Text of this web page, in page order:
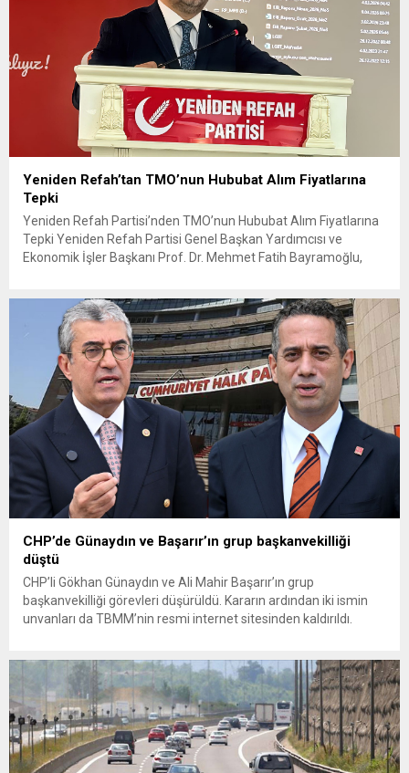
Yeniden Refah’tan TMO’nun Hububat Alım Fiyatlarına
Tepki
Yeniden Refah Partisi’nden TMO’nun Hububat Alım Fiyatlarına
Tepki Yeniden Refah Partisi Genel Başkan Yardımcısı ve
Ekonomik İşler Başkanı Prof. Dr. Mehmet Fatih Bayramoğlu,
fiyatların çiftçinin artan maliyetlerini karşılamaktan uzak
olduğunu savunarak fiyatların yeniden değerlendirilmesi
çağrısında...
CHP’de Günaydın ve Başarır’ın grup başkanvekilliği
düştü
CHP’li Gökhan Günaydın ve Ali Mahir Başarır’ın grup
başkanvekilliği görevleri düşürüldü. Kararın ardından iki ismin
unvanları da TBMM’nin resmi internet sitesinden kaldırıldı.
çıkarma cezası uygulanmak üzere Yüksek Disiplin Kurulu’na
(YDK) sevk edilen ve partideki tüm görevlerinden...